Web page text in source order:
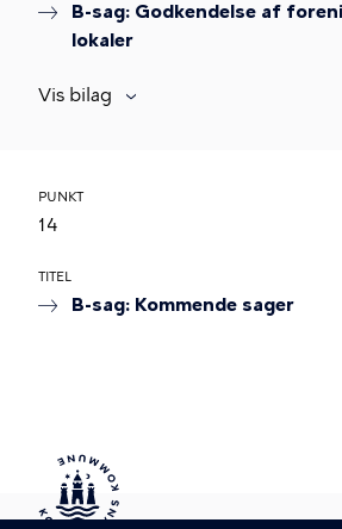
B-sag: Godkendelse af
lokaler
Vis bilag
PUNKT
14
TITEL
B-sag: Kommende sager